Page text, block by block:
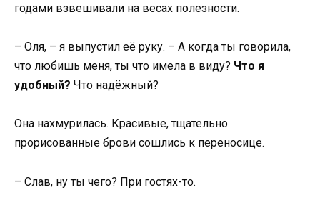
годами взвешивали на весах полезности.
– Оля, – я выпустил её руку. – А когда ты говорила,
что любишь меня, ты что имела в виду? Что я
удобный? Что надёжный?
Она нахмурилась. Красивые, тщательно
прорисованные брови сошлись к переносице.
– Слав, ну ты чего? При гостях-то.